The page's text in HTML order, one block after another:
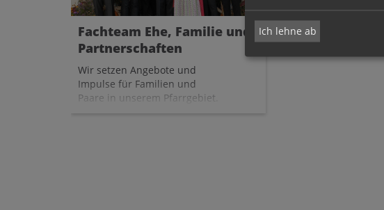
Fachteam Ehe, Familie und
Partnerschaften
Wir setzen Angebote und
Impulse für Familien und
Paare in unserem Pfarrgebiet.
Ich lehne ab